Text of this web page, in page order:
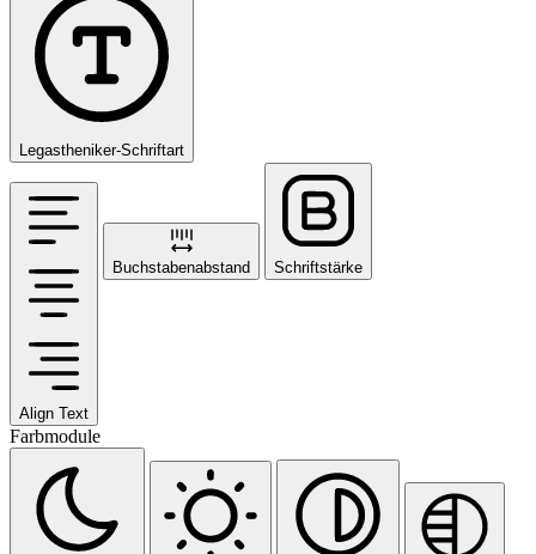
Legastheniker-Schriftart
Align Text
Buchstabenabstand Schriftstärke
Farbmodule